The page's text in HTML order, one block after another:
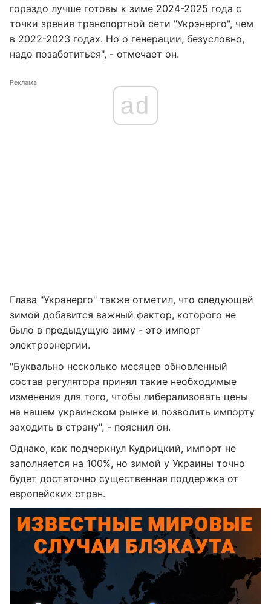
гораздо лучше готовы к зиме 2024-2025 года с
точки зрения транспортной сети "Укрэнерго", чем
в 2022-2023 годах. Но о генерации, безусловно,
надо позаботиться", - отмечает он.
Реклама
ad
Глава "Укрэнерго" также отметил, что следующей
зимой добавится важный фактор, которого не
было в предыдущую зиму - это импорт
электроэнергии.
"Буквально несколько месяцев обновленный
состав регулятора принял такие необходимые
изменения для того, чтобы либерализовать цены
на нашем украинском рынке и позволить импорту
заходить в страну", - пояснил он.
Однако, как подчеркнул Кудрицкий, импорт не
заполняется на 100%, но зимой у Украины точно
будет достаточно существенная поддержка от
европейских стран.